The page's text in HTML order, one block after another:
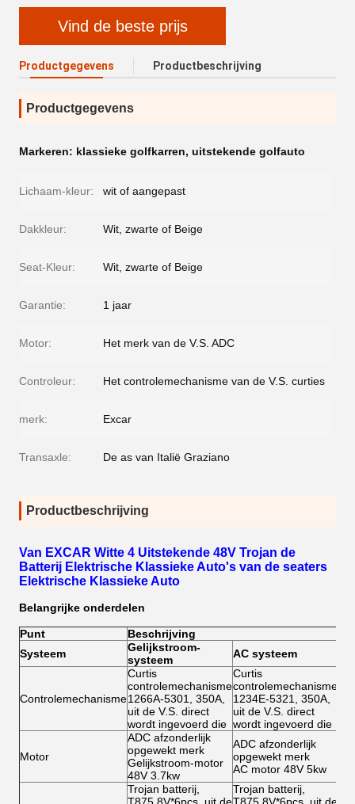
Vind de beste prijs
Productgegevens Productbeschrijving
Productgegevens
Markeren: klassieke golfkarren, uitstekende golfauto
Lichaam-kleur: wit of aangepast
Dakkleur: Wit, zwarte of Beige
Seat-Kleur: Wit, zwarte of Beige
Garantie: 1 jaar
Motor: Het merk van de V.S. ADC
Controleur: Het controlemechanisme van de V.S. curties
merk: Excar
Transaxle: De as van Italië Graziano
Productbeschrijving
Van EXCAR Witte 4 Uitstekende 48V Trojan de
Batterij Elektrische Klassieke Auto's van de seaters
Elektrische Klassieke Auto
Belangrijke onderdelen
Punt
Beschrijving
Systeem
Gelijkstroom-
systeem
AC systeem
Controlemechanisme
Curtis
controlemechanisme
1266A-5301, 350A,
uit de V.S. direct
wordt ingevoerd die
Curtis
controlemechanisme
1234E-5321, 350A,
uit de V.S. direct
wordt ingevoerd die
Motor
ADC afzonderlijk
opgewekt merk
Gelijkstroom-motor
48V 3.7kw
ADC afzonderlijk
opgewekt merk
AC motor 48V 5kw
Trojan batterij,
Trojan batterij,